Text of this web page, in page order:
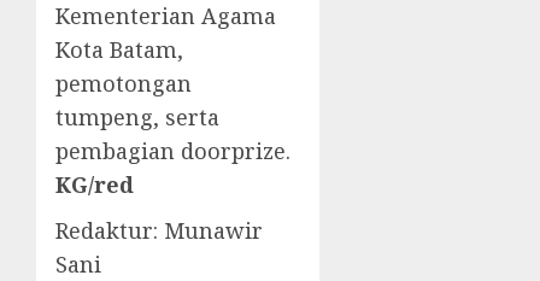
Kementerian Agama
Kota Batam,
pemotongan
tumpeng, serta
pembagian doorprize.
KG/red
Redaktur: Munawir
Sani